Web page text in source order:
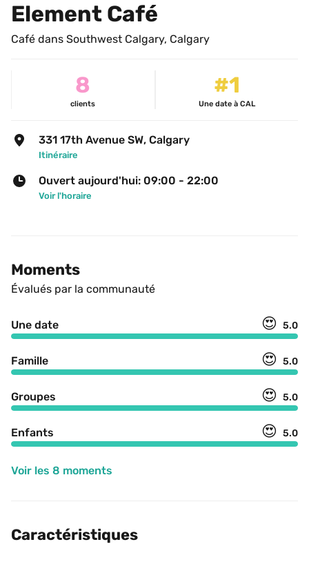
Element Café
Café dans Southwest Calgary, Calgary
8
clients
#1
Une date à CAL
331 17th Avenue SW, Calgary
Itinéraire
Ouvert aujourd'hui: 09:00 - 22:00
Voir l'horaire
Moments
Évalués par la communauté
Une date 😍 5.0
Famille 😍 5.0
Groupes 😍 5.0
Enfants 😍 5.0
Voir les 8 moments
Caractéristiques